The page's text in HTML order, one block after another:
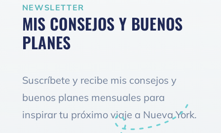
NEWSLETTER
MIS CONSEJOS Y BUENOS
PLANES
Suscríbete y recibe mis consejos y
buenos planes mensuales para
inspirar tu próximo viaje a Nueva York.